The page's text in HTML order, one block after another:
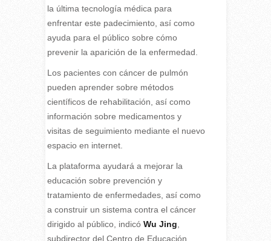
la última tecnología médica para
enfrentar este padecimiento, así como
ayuda para el público sobre cómo
prevenir la aparición de la enfermedad.
Los pacientes con cáncer de pulmón
pueden aprender sobre métodos
científicos de rehabilitación, así como
información sobre medicamentos y
visitas de seguimiento mediante el nuevo
espacio en internet.
La plataforma ayudará a mejorar la
educación sobre prevención y
tratamiento de enfermedades, así como
a construir un sistema contra el cáncer
dirigido al público, indicó Wu Jing,
subdirector del Centro de Educación